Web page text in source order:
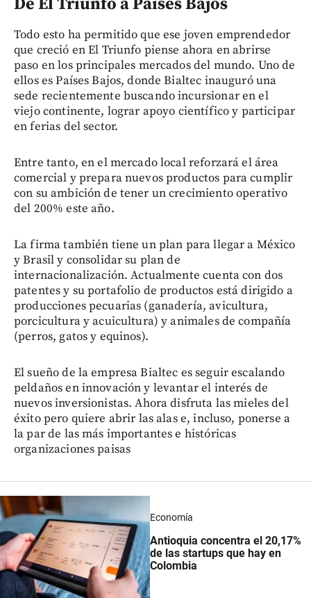
Todo esto ha permitido que ese joven emprendedor
que creció en El Triunfo piense ahora en abrirse
paso en los principales mercados del mundo. Uno de
ellos es Países Bajos, donde Bialtec inauguró una
sede recientemente buscando incursionar en el
viejo continente, lograr apoyo científico y participar
en ferias del sector.
Entre tanto, en el mercado local reforzará el área
comercial y prepara nuevos productos para cumplir
con su ambición de tener un crecimiento operativo
del 200% este año.
La firma también tiene un plan para llegar a México
y Brasil y consolidar su plan de
internacionalización. Actualmente cuenta con dos
patentes y su portafolio de productos está dirigido a
producciones pecuarias (ganadería, avicultura,
porcicultura y acuicultura) y animales de compañía
(perros, gatos y equinos).
El sueño de la empresa Bialtec es seguir escalando
peldaños en innovación y levantar el interés de
nuevos inversionistas. Ahora disfruta las mieles del
éxito pero quiere abrir las alas e, incluso, ponerse a
la par de las más importantes e históricas
organizaciones paisas
Economía
Antioquia concentra el 20,17%
de las startups que hay en
Colombia